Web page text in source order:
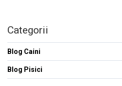
Categorii
Blog Caini
Blog Pisici